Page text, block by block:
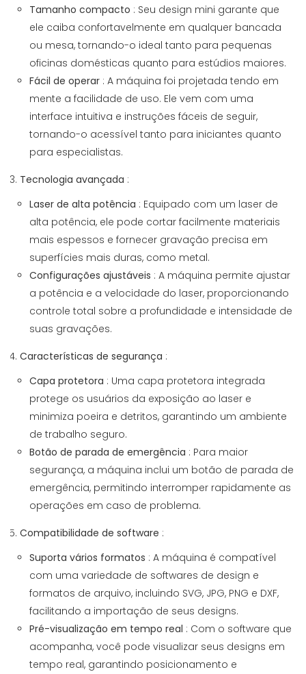
Tamanho compacto : Seu design mini garante que
ele caiba confortavelmente em qualquer bancada
ou mesa, tornando-o ideal tanto para pequenas
oficinas domésticas quanto para estúdios maiores.
Fácil de operar : A máquina foi projetada tendo em
mente a facilidade de uso. Ele vem com uma
interface intuitiva e instruções fáceis de seguir,
tornando-o acessível tanto para iniciantes quanto
para especialistas.
Tecnologia avançada :
Laser de alta potência : Equipado com um laser de
alta potência, ele pode cortar facilmente materiais
mais espessos e fornecer gravação precisa em
superfícies mais duras, como metal.
Configurações ajustáveis : A máquina permite ajustar
a potência e a velocidade do laser, proporcionando
controle total sobre a profundidade e intensidade de
suas gravações.
Características de segurança :
Capa protetora : Uma capa protetora integrada
protege os usuários da exposição ao laser e
minimiza poeira e detritos, garantindo um ambiente
de trabalho seguro.
Botão de parada de emergência : Para maior
segurança, a máquina inclui um botão de parada de
emergência, permitindo interromper rapidamente as
operações em caso de problema.
Compatibilidade de software :
Suporta vários formatos : A máquina é compatível
com uma variedade de softwares de design e
formatos de arquivo, incluindo SVG, JPG, PNG e DXF,
facilitando a importação de seus designs.
Pré-visualização em tempo real : Com o software que
acompanha, você pode visualizar seus designs em
tempo real, garantindo posicionamento e